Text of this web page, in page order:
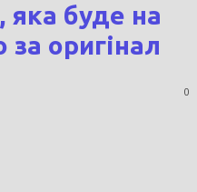
яка буде на
оригінал
0